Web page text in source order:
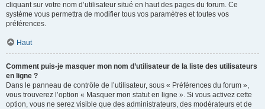
cliquant sur votre nom d’utilisateur situé en haut des pages du forum. Ce
système vous permettra de modifier tous vos paramètres et toutes vos
préférences.
Haut
Comment puis-je masquer mon nom d’utilisateur de la liste des utilisateurs
en ligne ?
Dans le panneau de contrôle de l’utilisateur, sous « Préférences du forum »,
vous trouverez l’option « Masquer mon statut en ligne ». Si vous activez cette
option, vous ne serez visible que des administrateurs, des modérateurs et de